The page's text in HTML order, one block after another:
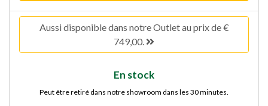
Aussi disponible dans notre Outlet au prix de €
749,00.
En stock
Peut être retiré dans notre showroom dans les 30 minutes.